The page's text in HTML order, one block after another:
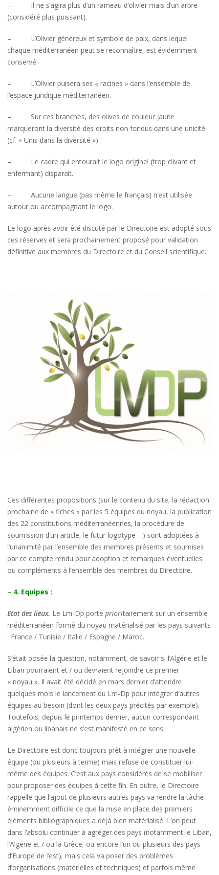
– Il ne s’agira plus d’un rameau d’olivier mais d’un arbre
(considéré plus puissant).
– L’Olivier généreux et symbole de paix, dans lequel
chaque méditerranéen peut se reconnaître, est évidemment
conservé.
– L’Olivier puisera ses « racines » dans l’ensemble de
l’espace juridique méditerranéen.
– Sur ces branches, des olives de couleur jaune
marqueront la diversité des droits non fondus dans une unicité
(cf. « Unis dans la diversité »).
– Le cadre qui entourait le logo originel (trop clivant et
enfermant) disparaît.
– Aucune langue (pas même le français) n’est utilisée
autour ou accompagnant le logo.
Le logo après avoir été discuté par le Directoire est adopté sous
ces réserves et sera prochainement proposé pour validation
définitive aux membres du Directoire et du Conseil scientifique.
Ces différentes propositions (sur le contenu du site, la rédaction
prochaine de « fiches » par les 5 équipes du noyau, la publication
des 22 constitutions méditerranéennes, la procédure de
soumission d’un article, le futur logotype …) sont adoptées à
l’unanimité par l’ensemble des membres présents et soumises
par ce compte rendu pour adoption et remarques éventuelles
ou compléments à l’ensemble des membres du Directoire.
– 4. Equipes :
Etat des lieux. Le Lm-Dp porte prioritairement sur un ensemble
méditerranéen formé du noyau matérialisé par les pays suivants
: France / Tunisie / Italie / Espagne / Maroc.
S’était posée la question, notamment, de savoir si l’Algérie et le
Liban pourraient et / ou devraient rejoindre ce premier
« noyau ». Il avait été décidé en mars dernier d’attendre
quelques mois le lancement du Lm-Dp pour intégrer d’autres
équipes au besoin (dont les deux pays précités par exemple).
Toutefois, depuis le printemps dernier, aucun correspondant
algérien ou libanais ne s’est manifesté en ce sens.
Le Directoire est donc toujours prêt à intégrer une nouvelle
équipe (ou plusieurs à terme) mais refuse de constituer lui-
même des équipes. C’est aux pays considérés de se mobiliser
pour proposer des équipes à cette fin. En outre, le Directoire
rappelle que l’ajout de plusieurs autres pays va rendre la tâche
éminemment difficile ce que la mise en place des premiers
éléments bibliographiques a déjà bien matérialisé. L’on peut
dans l’absolu continuer à agréger des pays (notamment le Liban,
l’Algérie et / ou la Grèce, ou encore l’un ou plusieurs des pays
d’Europe de l’est), mais cela va poser des problèmes
d’organisations (matérielles et techniques) et parfois même